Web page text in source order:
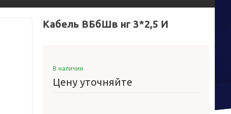
Кабель ВБбШв нг 3*2,5 И
В наличии
Цену уточняйте